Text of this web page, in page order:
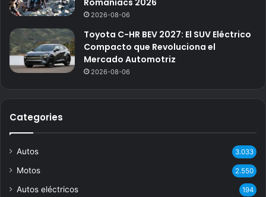
2026-08-06
Toyota C-HR BEV 2027: El SUV Eléctrico
Compacto que Revoluciona el
Mercado Automotriz
2026-08-06
Categories
Autos 3.033
Motos 2.550
Autos eléctricos 194